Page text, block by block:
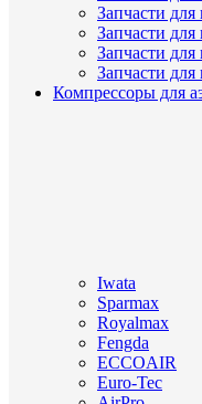
Запчасти для
Запчасти для
Запчасти для
Запчасти для
Компрессоры для
Iwata
Sparmax
Royalmax
Fengda
ECCOAIR
Euro-Tec